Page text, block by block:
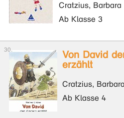
Cratzius, Barbara
Ab Klasse 3
Von David
erzählt
Cratzius, Barbara
Ab Klasse 4